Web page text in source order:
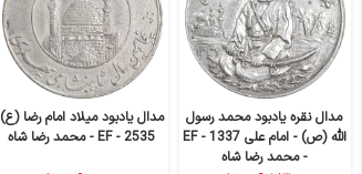
مدال نقره یادبود محمد رسول
الله (ص) - امام علی 1337 - EF
- محمد رضا شاه
مدال یادبود میلاد امام رضا (ع)
2535 - EF - محمد رضا شاه